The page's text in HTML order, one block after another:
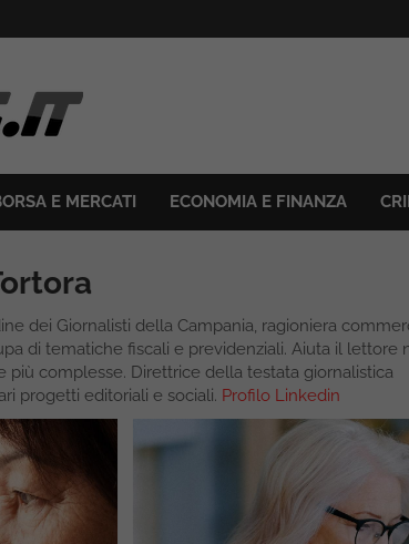
E MERCATI ECONOMIA E FINANZA
dei Giornalisti della Campania, ragioniera
di tematiche fiscali e previdenziali. Aiuta il lettore
più complesse. Direttrice della testata giornalistica
progetti editoriali e sociali. Profilo Linkedin